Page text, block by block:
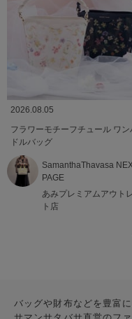
2026.08.05
フラワーモチーフチュール ワン
ドルバッグ
SamanthaThavasa
PAGE
あみプレミアムアウト
ト店
バッグや財布などを豊富